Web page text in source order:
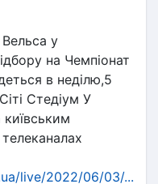
Вельса у
на Чемпіонат
в неділю,5
Стедіум У
live/2022/06/03/...